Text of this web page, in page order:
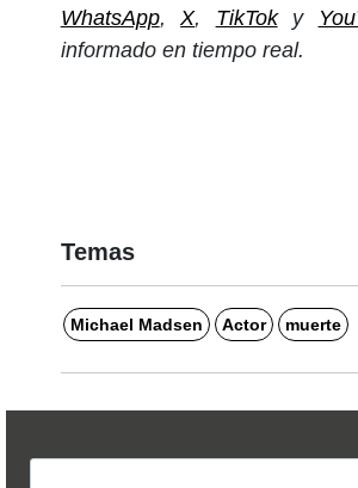
WhatsApp,X, TikToky
informado en tiempo real.
Temas
Michael Madsen Actor muerte